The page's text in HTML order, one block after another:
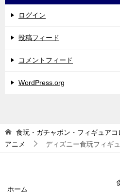
ログイン
投稿フィード
コメントフィード
WordPress.org
食玩・ガチャポン・フィギュアコ
アニメ
ディズニー食玩フィギ
ホーム